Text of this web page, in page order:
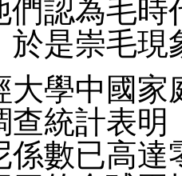
們認為毛時
於是崇毛現
大學中國家
查統計表明
係數已高達